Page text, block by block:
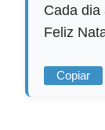
Cada dia
Feliz
Copiar